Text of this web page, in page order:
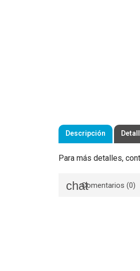
Descripción
Para más detalles,
Comentarios (0)